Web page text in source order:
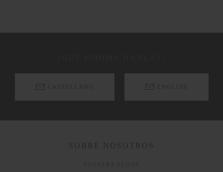
CASTELLANO ENGLISH
SOBRE NOSOTROS
NUESTRA FLOTA